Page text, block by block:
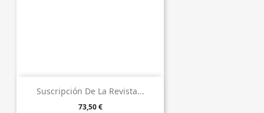
Suscripción De La Revista...
73,50 €